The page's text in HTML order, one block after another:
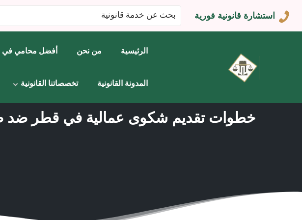
استشارة قانونية فورية
البحث
عن:
الرئيسية من نحن أفضل محامي في
المدونة القانونية تخصصاتنا القانونية
خطوات تقديم شكوى عمالية في قطر ضد